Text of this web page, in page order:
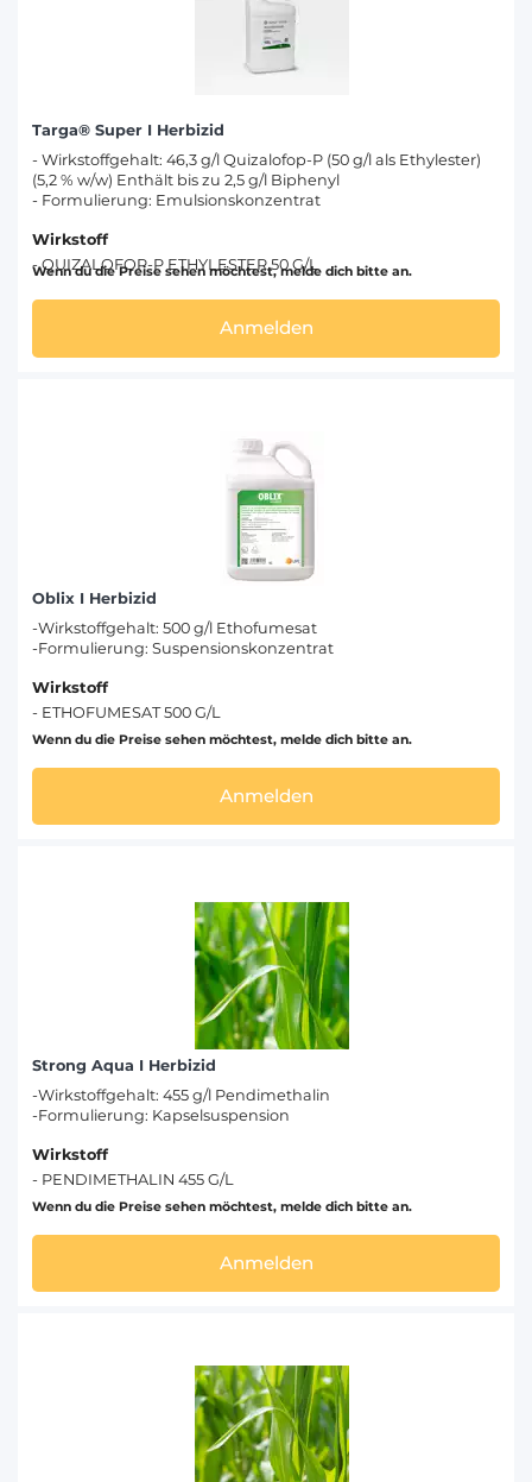
Targa® Super I Herbizid
- Wirkstoffgehalt: 46,3 g/l Quizalofop-P (50 g/l als Ethylester)
(5,2 % w/w) Enthält bis zu 2,5 g/l Biphenyl
- Formulierung: Emulsionskonzentrat
Wirkstoff
- QUIZALOFOP-P ETHYLESTER 50 G/L
Wenn du die Preise sehen möchtest, melde dich bitte an.
Anmelden
Oblix I Herbizid
-Wirkstoffgehalt: 500 g/l Ethofumesat
-Formulierung: Suspensionskonzentrat
Wirkstoff
- ETHOFUMESAT 500 G/L
Wenn du die Preise sehen möchtest, melde dich bitte an.
Anmelden
Strong Aqua I Herbizid
-Wirkstoffgehalt: 455 g/l Pendimethalin
-Formulierung: Kapselsuspension
Wirkstoff
- PENDIMETHALIN 455 G/L
Wenn du die Preise sehen möchtest, melde dich bitte an.
Anmelden